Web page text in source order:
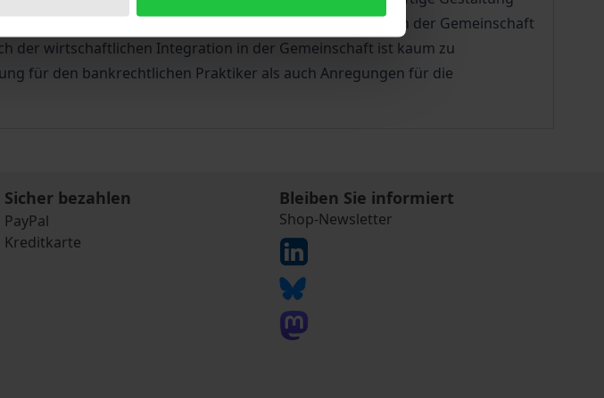
Bedeutung für die zukünftige Gestalt des Privatrechts in der Gemeinschaft
der wirtschaftlichen Integration in der Gemeinschaft ist kaum zu
für den bankrechtlichen Praktiker als auch Anregungen für die
Sicher bezahlen
PayPal
Kreditkarte
Bleiben Sie informiert
Shop-Newsletter